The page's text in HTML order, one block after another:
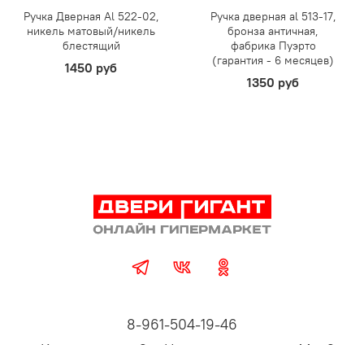
Ручка Дверная Al 522-02,
никель матовый/никель
блестящий
1450 руб
Ручка дверная al 513-17,
бронза античная,
фабрика Пуэрто
(гарантия - 6 месяцев)
1350 руб
8-961-504-19-46